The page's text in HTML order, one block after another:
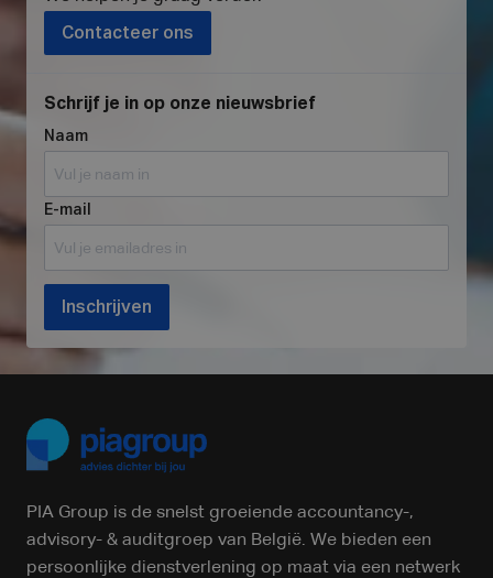
Contacteer ons
Schrijf je in op onze nieuwsbrief
Naam
E-mail
Inschrijven
PIA Group is de snelst groeiende accountancy-,
advisory- & auditgroep van België. We bieden een
persoonlijke dienstverlening op maat via een netwerk